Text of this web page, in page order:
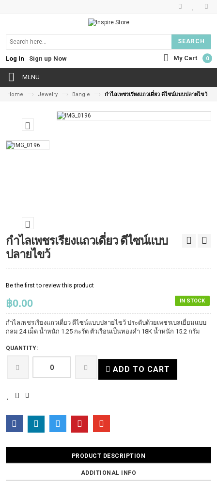
SEARCH
My Cart 0
Sign up Now
Log In
MENU
Home —› Jewelry —› Bangle —› กำไลเพชรเรียงแถวเดี่ยว ดีไซน์แบบปลายไขว้
กำไลเพชรเรียงแถวเดี่ยว ดีไซน์แบบ
ปลายไขว้
Be the first to review this product
IN STOCK
฿0.00
กำไลเพชรเรียงแถวเดี่ยว ดีไซน์แบบปลายไขว้ ประดับด้วยเพชรเบลเยี่ยมแบบ
กลม 24 เม็ด น้ำหนัก 1.25 กะรัต ตัวเรือนเป็นทองคำ 18K น้ำหนัก 15.2 กรัม
QUANTITY:
ADD TO CART
PRODUCT DESCRIPTION
ADDITIONAL INFO